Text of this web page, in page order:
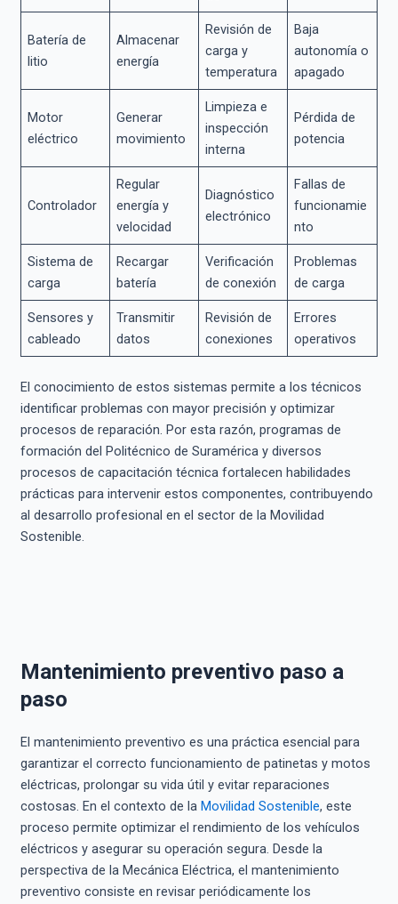
Batería de
litio
Almacenar
energía
Revisión de
carga y
temperatura
Baja
autonomía o
apagado
Motor
eléctrico
Generar
movimiento
Limpieza e
inspección
interna
Pérdida de
potencia
Controlador
Regular
energía y
velocidad
Diagnóstico
electrónico
Fallas de
funcionamie
nto
Sistema de
carga
Recargar
batería
Verificación
de conexión
Problemas
de carga
Sensores y
cableado
Transmitir
datos
Revisión de
conexiones
Errores
operativos
El conocimiento de estos sistemas permite a los técnicos
identificar problemas con mayor precisión y optimizar
procesos de reparación. Por esta razón, programas de
formación del Politécnico de Suramérica y diversos
procesos de capacitación técnica fortalecen habilidades
prácticas para intervenir estos componentes, contribuyendo
al desarrollo profesional en el sector de la Movilidad
Sostenible.
Mantenimiento preventivo paso a
paso
El mantenimiento preventivo es una práctica esencial para
garantizar el correcto funcionamiento de patinetas y motos
eléctricas, prolongar su vida útil y evitar reparaciones
costosas. En el contexto de la Movilidad Sostenible, este
proceso permite optimizar el rendimiento de los vehículos
eléctricos y asegurar su operación segura. Desde la
perspectiva de la Mecánica Eléctrica, el mantenimiento
preventivo consiste en revisar periódicamente los